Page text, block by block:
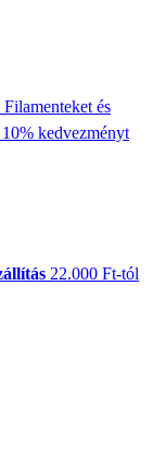
és
kedvezményt
22.000 Ft-tól